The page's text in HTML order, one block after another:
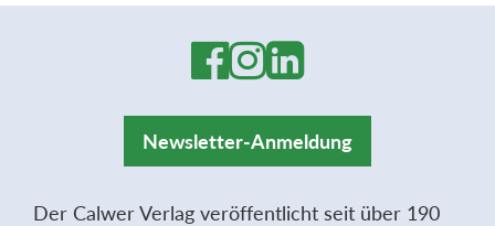
Newsletter-Anmeldung
Der Calwer Verlag veröffentlicht seit über 190